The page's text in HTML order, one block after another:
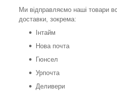
Ми відправляємо наші товари
доставки, зокрема:
Інтайм
Нова почта
Гюнсел
Урпочта
Деливери